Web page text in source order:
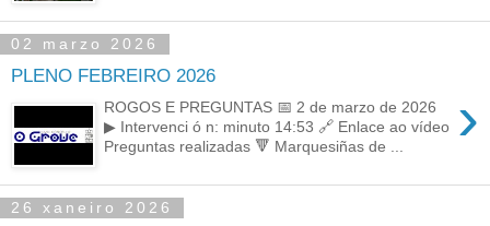
02 marzo 2026
PLENO FEBREIRO 2026
›
ROGOS E PREGUNTAS 📅 2 de marzo de 2026
▶ Intervenci ó n: minuto 14:53 🔗 Enlace ao vídeo
Preguntas realizadas 🔻 Marquesiñas de ...
26 xaneiro 2026